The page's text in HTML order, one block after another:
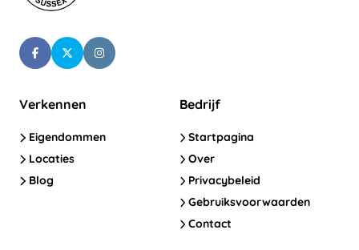
Verkennen
Eigendommen
Locaties
Blog
Bedrijf
Startpagina
Over
Privacybeleid
Gebruiksvoorwaarden
Contact